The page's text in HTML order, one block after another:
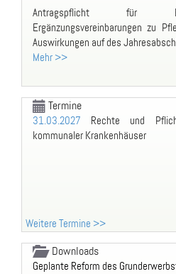
Antragspflicht für
Ergänzungsvereinbarungen zu
Auswirkungen auf des
Mehr >>
Termine
31.03.2027 Rechte und
kommunaler Krankenhäuser
Weitere Termine >>
Downloads
Geplante Reform des